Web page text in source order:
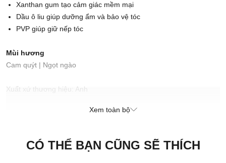
Xanthan gum tạo cảm giác mềm mại
Dầu ô liu giúp dưỡng ẩm và bảo vệ tóc
PVP giúp giữ nếp tóc
Mùi hương
Cam quýt | Ngọt ngào
Xuất xứ thương hiệu: Anh
Xem toàn bộ
CÓ THỂ BẠN CŨNG SẼ THÍCH